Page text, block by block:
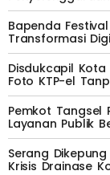
Bapenda
Transformasi
Disdukcapil
Foto KTP-el
Pemkot Tangsel
Layanan Publik
Serang
Krisis Drainase